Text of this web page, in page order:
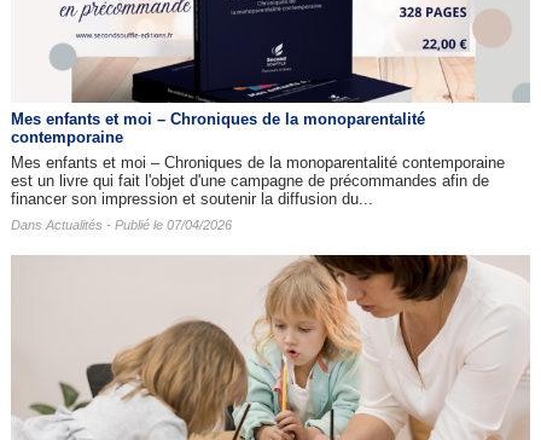
Mes enfants et moi – Chroniques de la monoparentalité
contemporaine
Mes enfants et moi – Chroniques de la monoparentalité contemporaine
est un livre qui fait l'objet d'une campagne de précommandes afin de
financer son impression et soutenir la diffusion du...
Dans Actualités - Publié le 07/04/2026